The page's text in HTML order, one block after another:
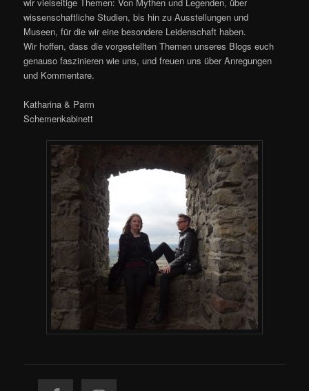
wissenschaftliche Studien, bis hin zu Ausstellungen und
Museen, für die wir eine besondere Leidenschaft haben.
Wir hoffen, dass die vorgestellten Themen unseres Blogs euch
genauso faszinieren wie uns, und freuen uns über Anregungen
und Kommentare.
Katharina & Parm
Schemenkabinett